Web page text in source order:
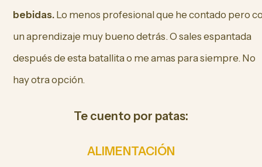
bebidas. Lo menos profesional que he contado pero
un aprendizaje muy bueno detrás. O sales espantada
después de esta batallita o me amas para siempre. No
hay otra opción.
Te cuento por patas:
ALIMENTACIÓN